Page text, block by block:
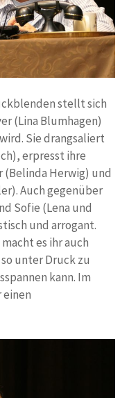
stellt sich
(Lina Blumhagen)
Sie drangsaliert
erpresst ihre
(Belinda Herwig) und
Auch gegenüber
Sofie (Lena und
und arrogant.
es ihr auch
unter Druck zu
kann. Im